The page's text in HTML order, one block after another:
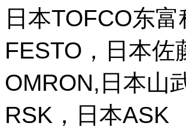
日本TOFCO东
FESTO，日本佐
OMRON,日本山
RSK，日本ASK